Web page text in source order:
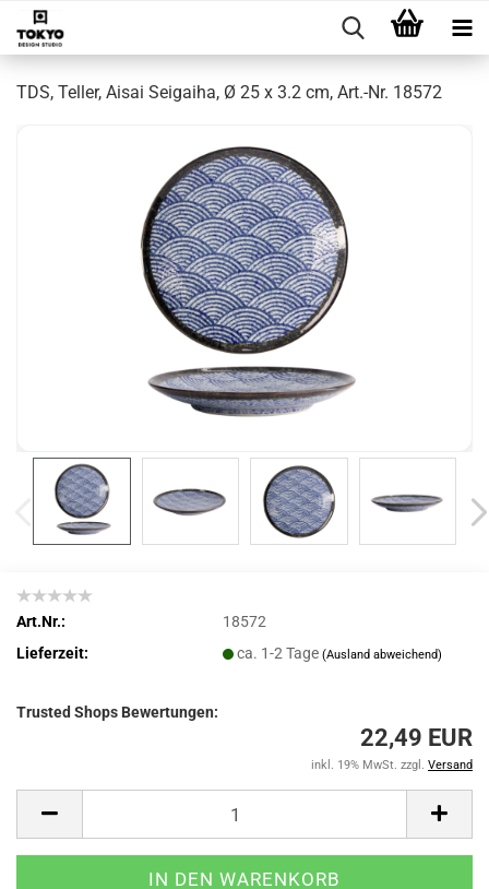
TDS, Teller, Aisai Seigaiha, Ø 25 x 3.2 cm, Art.-Nr. 18572
Art.Nr.:
18572
Lieferzeit:
ca. 1-2 Tage(Ausland abweichend)
Trusted Shops Bewertungen:
22,49 EUR
inkl. 19% MwSt. zzgl. Versand